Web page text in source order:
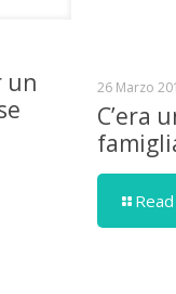
un
26 Marzo
C’era